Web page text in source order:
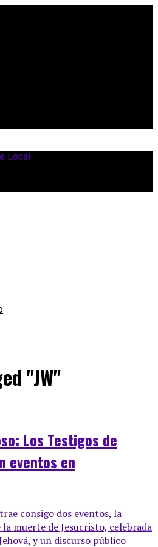
"JW"
Los Testigos de
eventos en
consigo dos eventos, la
muerte de Jesucristo, celebrada
y un discurso público